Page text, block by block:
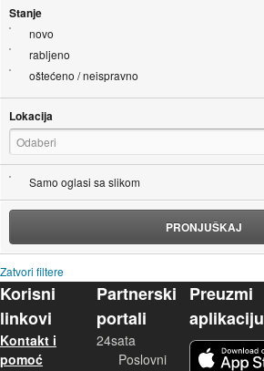
Stanje
novo
rabljeno
oštećeno / neispravno
Lokacija
Odaberi
Samo oglasi sa slikom
PRONJUŠKAJ
Zatvori filtere
Korisni
linkovi
Kontakt i
pomoć
Partnerski
portali
24sata
Poslovni
Preuzmi
aplikaciju